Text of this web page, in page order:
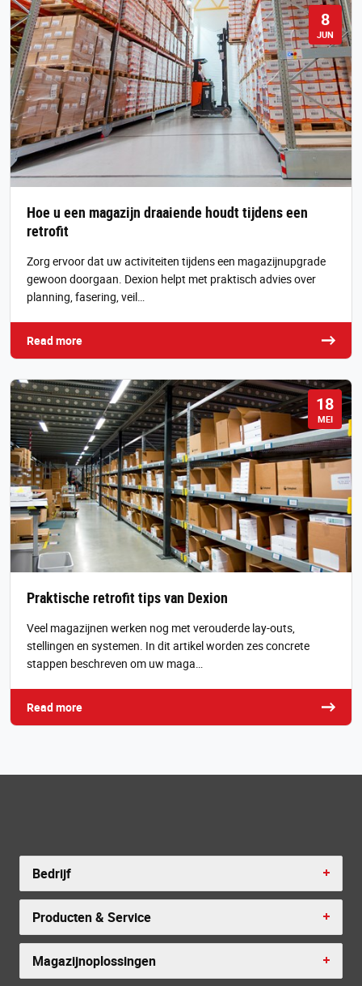
8
JUN
Hoe u een magazijn draaiende houdt tijdens een
retrofit
Zorg ervoor dat uw activiteiten tijdens een magazijnupgrade
gewoon doorgaan. Dexion helpt met praktisch advies over
planning, fasering, veil…
Read more
18
MEI
Praktische retrofit tips van Dexion
Veel magazijnen werken nog met verouderde lay-outs,
stellingen en systemen. In dit artikel worden zes concrete
stappen beschreven om uw maga…
Read more
Bedrijf
Producten & Service
Magazijnoplossingen